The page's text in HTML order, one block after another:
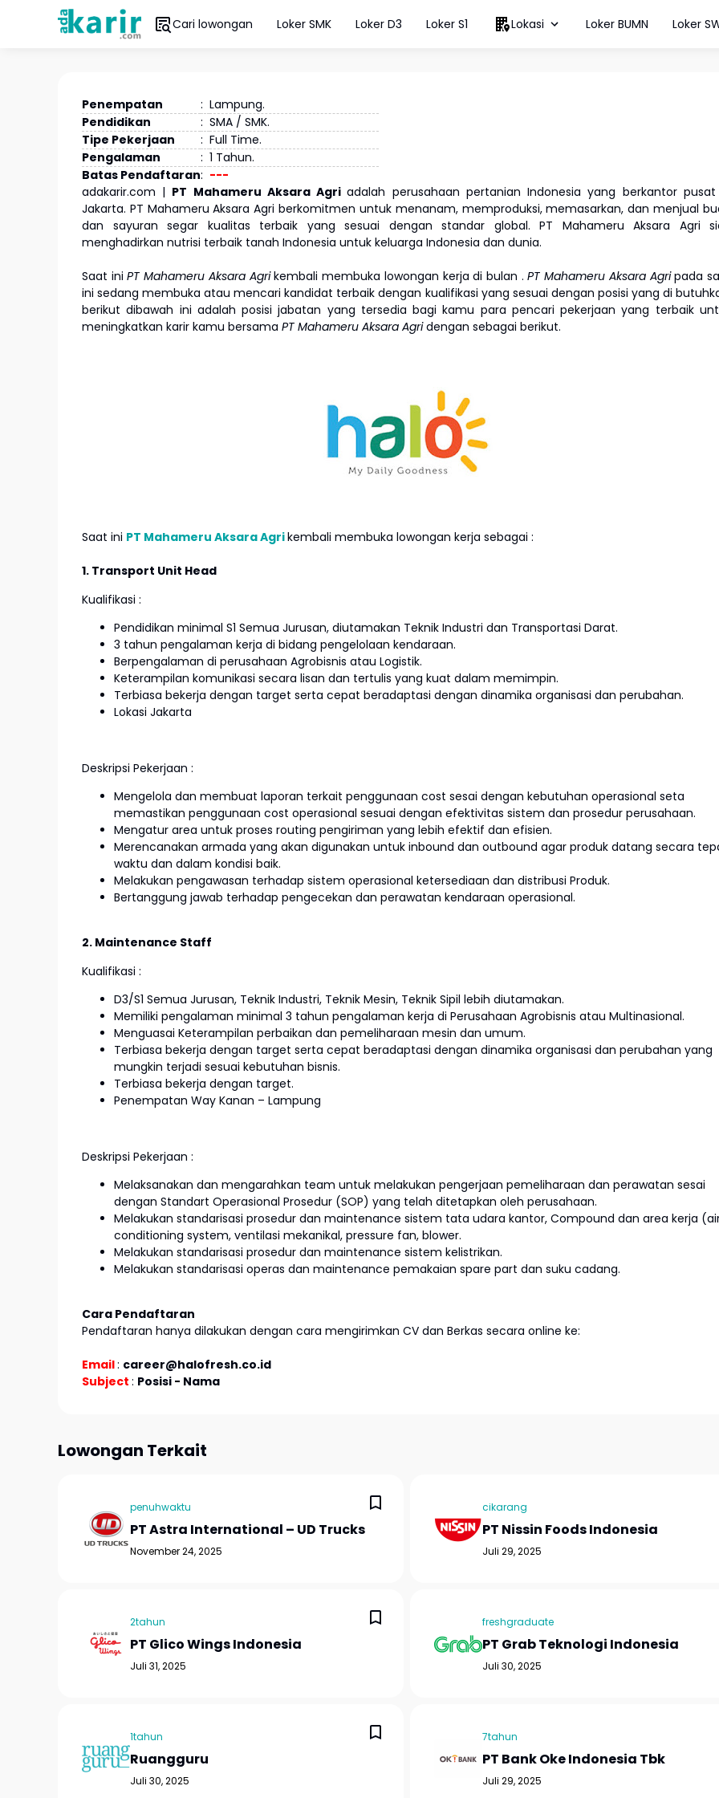
Cari lowongan Loker SMK Loker D3 Loker S1 Lokasi Loker BUMN Loker
Penempatan : Lampung.
Pendidikan
: SMA / SMK.
Tipe Pekerjaan
: Full Time.
Pengalaman
: 1 Tahun.
Batas Pendaftaran: ---
adakarir.com | PT Mahameru Aksara Agriadalah perusahaan pertanian Indonesia yang berkantor
Jakarta. PT Mahameru Aksara Agri berkomitmen untuk menanam, memproduksi, memasarkan, dan menjual
dan sayuran segar kualitas terbaik yang sesuai dengan standar global. PT Mahameru Aksara Agri
menghadirkan nutrisi terbaik tanah Indonesia untuk keluarga Indonesia dan dunia.
Saat iniPT Mahameru Aksara Agrikembali membuka lowongan kerja di bulan .PT Mahameru Aksara Agripada
ini sedang membuka atau mencari kandidat terbaik dengan kualifikasi yang sesuai dengan posisi yang di
berikut dibawah ini adalah posisi jabatan yang tersedia bagi kamu para pencari pekerjaan yang terbaik
meningkatkan karir kamu bersama PT Mahameru Aksara Agridengan sebagai berikut.
Saat ini PT Mahameru Aksara Agrikembali membuka lowongan kerja sebagai :
1. Transport Unit Head
Kualifikasi :
Pendidikan minimal S1 Semua Jurusan, diutamakan Teknik Industri dan Transportasi Darat.
3 tahun pengalaman kerja di bidang pengelolaan kendaraan.
Berpengalaman di perusahaan Agrobisnis atau Logistik.
Keterampilan komunikasi secara lisan dan tertulis yang kuat dalam memimpin.
Terbiasa bekerja dengan target serta cepat beradaptasi dengan dinamika organisasi dan perubahan.
Lokasi Jakarta
Deskripsi Pekerjaan :
Mengelola dan membuat laporan terkait penggunaan cost sesai dengan kebutuhan operasional seta
memastikan penggunaan cost operasional sesuai dengan efektivitas sistem dan prosedur perusahaan.
Mengatur area untuk proses routing pengiriman yang lebih efektif dan efisien.
Merencanakan armada yang akan digunakan untuk inbound dan outbound agar produk datang secara
waktu dan dalam kondisi baik.
Melakukan pengawasan terhadap sistem operasional ketersediaan dan distribusi Produk.
Bertanggung jawab terhadap pengecekan dan perawatan kendaraan operasional.
2. Maintenance Staff
Kualifikasi :
D3/S1 Semua Jurusan, Teknik Industri, Teknik Mesin, Teknik Sipil lebih diutamakan.
Memiliki pengalaman minimal 3 tahun pengalaman kerja di Perusahaan Agrobisnis atau Multinasional.
Menguasai Keterampilan perbaikan dan pemeliharaan mesin dan umum.
Terbiasa bekerja dengan target serta cepat beradaptasi dengan dinamika organisasi dan perubahan yang
mungkin terjadi sesuai kebutuhan bisnis.
Terbiasa bekerja dengan target.
Penempatan Way Kanan – Lampung
Deskripsi Pekerjaan :
Melaksanakan dan mengarahkan team untuk melakukan pengerjaan pemeliharaan dan perawatan sesai
dengan Standart Operasional Prosedur (SOP) yang telah ditetapkan oleh perusahaan.
Melakukan standarisasi prosedur dan maintenance sistem tata udara kantor, Compound dan area kerja
conditioning system, ventilasi mekanikal, pressure fan, blower.
Melakukan standarisasi prosedur dan maintenance sistem kelistrikan.
Melakukan standarisasi operas dan maintenance pemakaian spare part dan suku cadang.
Cara Pendaftaran
Pendaftaran hanya dilakukan dengan cara mengirimkan CV dan Berkas secara online ke:
Email: career@halofresh.co.id
Subject : Posisi - Nama
Lowongan Terkait
penuhwaktu
PT Astra International – UD Trucks
November 24, 2025
cikarang
PT Nissin Foods Indonesia
Juli 29, 2025
2tahun
PT Glico Wings Indonesia
Juli 31, 2025
freshgraduate
PT Grab Teknologi Indonesia
Juli 30, 2025
1tahun
Ruangguru
Juli 30, 2025
7tahun
PT Bank Oke Indonesia Tbk
Juli 29, 2025